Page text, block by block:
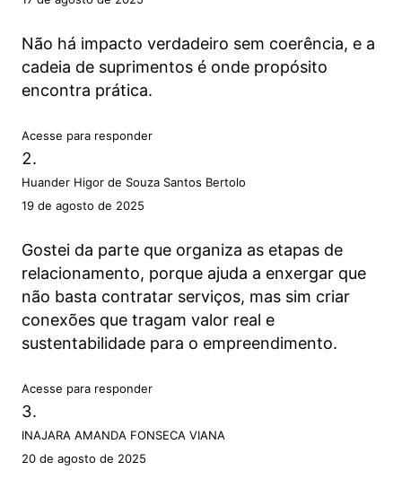
Não há impacto verdadeiro sem coerência, e a
cadeia de suprimentos é onde propósito
encontra prática.
Acesse para responder
Huander Higor de Souza Santos Bertolo
19 de agosto de 2025
Gostei da parte que organiza as etapas de
relacionamento, porque ajuda a enxergar que
não basta contratar serviços, mas sim criar
conexões que tragam valor real e
sustentabilidade para o empreendimento.
Acesse para responder
INAJARA AMANDA FONSECA VIANA
20 de agosto de 2025